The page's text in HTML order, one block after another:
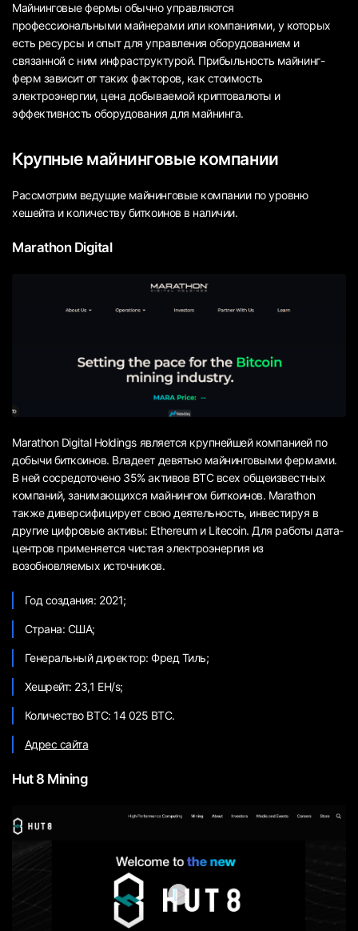
Майнинговые фермы обычно управляются
профессиональными майнерами или компаниями, у которых
есть ресурсы и опыт для управления оборудованием и
связанной с ним инфраструктурой. Прибыльность майнинг-
ферм зависит от таких факторов, как стоимость
электроэнергии, цена добываемой криптовалюты и
эффективность оборудования для майнинга.
Крупные майнинговые компании
Рассмотрим ведущие майнинговые компании по уровню
хешейта и количеству биткоинов в наличии.
Marathon Digital
Marathon Digital Holdings является крупнейшей компанией по
добычи биткоинов. Владеет девятью майнинговыми фермами.
В ней сосредоточено 35% активов BTC всех общеизвестных
компаний, занимающихся майнингом биткоинов. Marathon
также диверсифицирует свою деятельность, инвестируя в
другие цифровые активы: Ethereum и Litecoin. Для работы дата-
центров применяется чистая электроэнергия из
возобновляемых источников.
Год создания: 2021;
Страна: США;
Генеральный директор: Фред Тиль;
Хешрейт: 23,1 EH/s;
Количество BTC: 14 025 BTC.
Адрес сайта
Hut 8 Mining